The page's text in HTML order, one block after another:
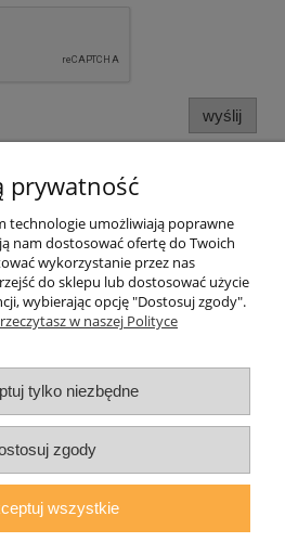
wyślij
o sklepie
konto
Koperty
i noże bezpieczne
prywatność
technologie umożliwiają poprawne
nam dostosować ofertę do Twoich
wykorzystanie przez nas
do sklepu lub dostosować użycie
wybierając opcję "Dostosuj zgody".
w naszej Polityce
tylko niezbędne
zgody
wszystkie